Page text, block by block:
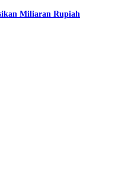
Miliaran Rupiah